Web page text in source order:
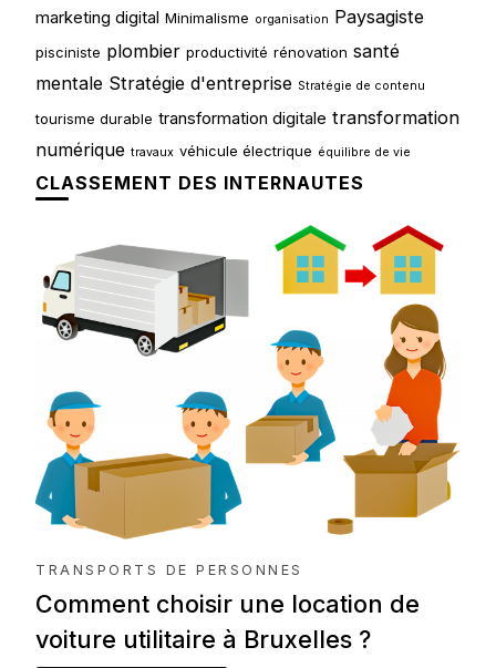
marketing digital Minimalisme organisation Paysagiste
pisciniste plombier productivité rénovation santé
mentale Stratégie d'entreprise Stratégie de contenu
tourisme durable transformation digitale transformation
numérique travaux véhicule électrique équilibre de vie
CLASSEMENT DES INTERNAUTES
TRANSPORTS DE PERSONNES
Comment choisir une location de
voiture utilitaire à Bruxelles ?